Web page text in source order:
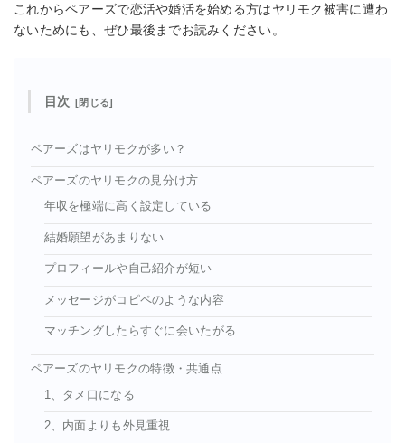
これからペアーズで恋活や婚活を始める方はヤリモク被害に遭わ
ないためにも、ぜひ最後までお読みください。
目次
ペアーズはヤリモクが多い？
ペアーズのヤリモクの見分け方
年収を極端に高く設定している
結婚願望があまりない
プロフィールや自己紹介が短い
メッセージがコピペのような内容
マッチングしたらすぐに会いたがる
ペアーズのヤリモクの特徴・共通点
1、タメ口になる
2、内面よりも外見重視